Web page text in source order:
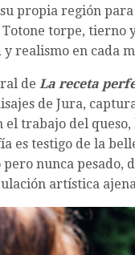
propia región
torpe, tierno
realismo en cada
de La receta
de Jura,
el trabajo del
es testigo de la
nunca pesado,
artística